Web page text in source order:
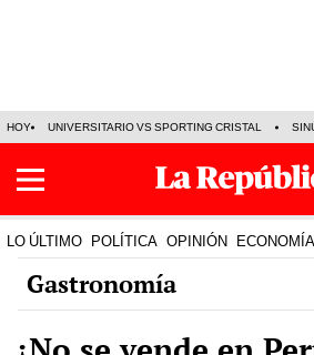
HOY UNIVERSITARIO VS SPORTING CRISTAL
LO ÚLTIMO POLÍTICA OPINIÓN ECONOMÍA
Gastronomía